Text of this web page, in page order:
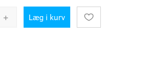
Læg i kurv